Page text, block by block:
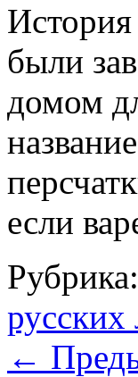
были
домом
если
Рубрика:
←